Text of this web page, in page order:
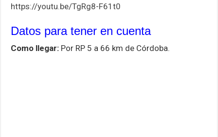
https://youtu.be/TgRg8-F61t0
Datos para tener en cuenta
Como llegar: Por RP 5 a 66 km de Córdoba.